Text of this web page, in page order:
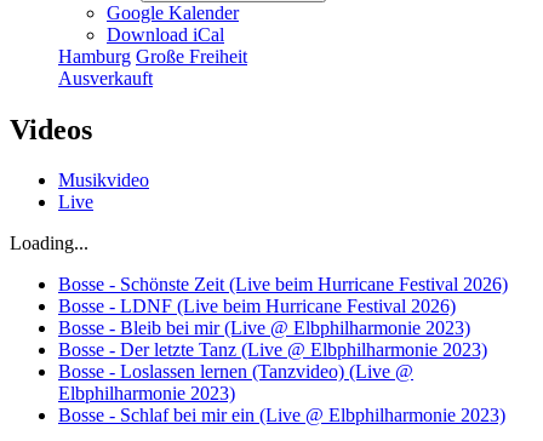
Google Kalender
Download iCal
Hamburg Große Freiheit
Ausverkauft
Videos
Musikvideo
Live
Loading...
Bosse - Schönste Zeit (Live beim Hurricane Festival 2026)
Bosse - LDNF (Live beim Hurricane Festival 2026)
Bosse - Bleib bei mir (Live @ Elbphilharmonie 2023)
Bosse - Der letzte Tanz (Live @ Elbphilharmonie 2023)
Bosse - Loslassen lernen (Tanzvideo) (Live @
Elbphilharmonie 2023)
Bosse - Schlaf bei mir ein (Live @ Elbphilharmonie 2023)